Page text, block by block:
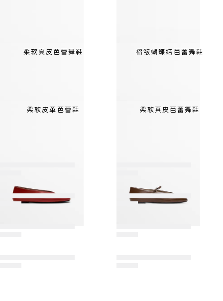
柔软真皮芭蕾舞鞋 褶皱蝴蝶结芭蕾舞鞋
柔软皮革芭蕾鞋 柔软真皮芭蕾舞鞋